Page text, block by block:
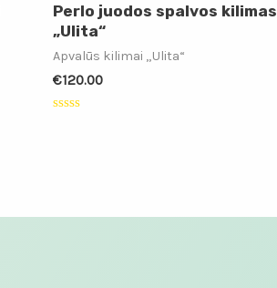
Perlo juodos spalvos kilimas
„Ulita“
Apvalūs kilimai „Ulita“
€120.00